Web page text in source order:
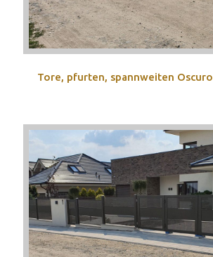
Tore, pfurten, spannweiten Oscuro